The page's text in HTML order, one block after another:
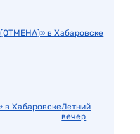
Летний
вечер